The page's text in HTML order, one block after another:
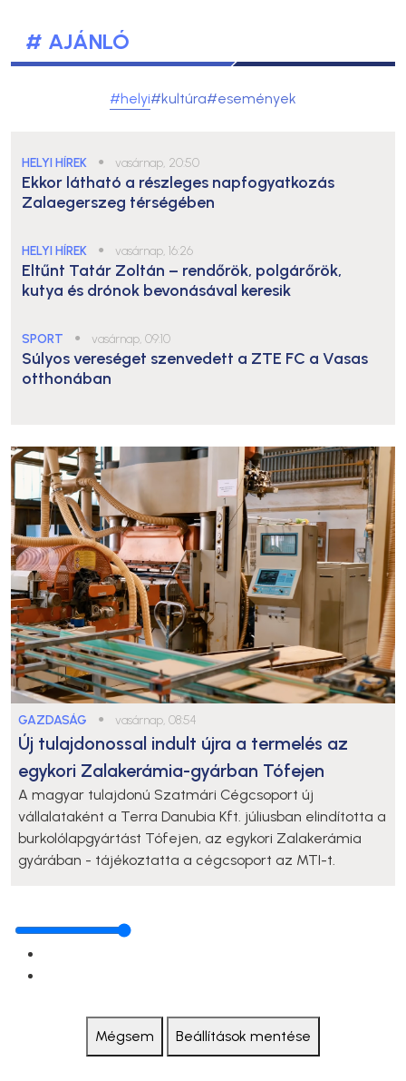
# AJÁNLÓ
#helyi#kultúra#események
HELYI HÍREK ● vasárnap, 20:50
Ekkor látható a részleges napfogyatkozás
Zalaegerszeg térségében
HELYI HÍREK ● vasárnap, 16:26
Eltűnt Tatár Zoltán – rendőrök, polgárőrök,
kutya és drónok bevonásával keresik
SPORT ● vasárnap, 09:10
Súlyos vereséget szenvedett a ZTE FC a Vasas
otthonában
GAZDASÁG ● vasárnap, 08:54
Új tulajdonossal indult újra a termelés az
egykori Zalakerámia-gyárban Tófejen
A magyar tulajdonú Szatmári Cégcsoport új
vállalataként a Terra Danubia Kft. júliusban elindította a
burkolólapgyártást Tófejen, az egykori Zalakerámia
gyárában - tájékoztatta a cégcsoport az MTI-t.
Mégsem Beállítások mentése